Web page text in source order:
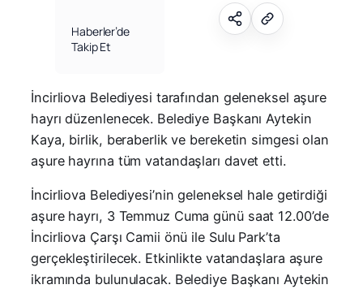
Haberler’de
Takip Et
İncirliova Belediyesi tarafından geleneksel aşure
hayrı düzenlenecek. Belediye Başkanı Aytekin
Kaya, birlik, beraberlik ve bereketin simgesi olan
aşure hayrına tüm vatandaşları davet etti.
İncirliova Belediyesi’nin geleneksel hale getirdiği
aşure hayrı, 3 Temmuz Cuma günü saat 12.00’de
İncirliova Çarşı Camii önü ile Sulu Park’ta
gerçekleştirilecek. Etkinlikte vatandaşlara aşure
ikramında bulunulacak. Belediye Başkanı Aytekin